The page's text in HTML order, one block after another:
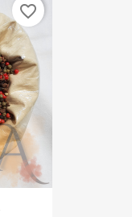
favorite_border